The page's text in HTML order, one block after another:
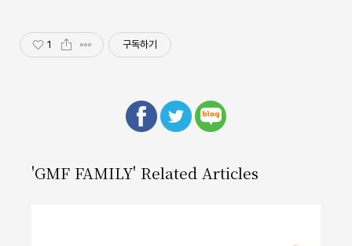
1 구독하기
'GMF FAMILY' Related Articles